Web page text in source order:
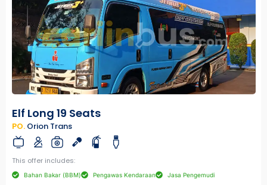
Elf Long 19 Seats
PO. Orion Trans
This offer includes:
Bahan Bakar (BBM) Pengawas Kendaraan Jasa Pengemudi